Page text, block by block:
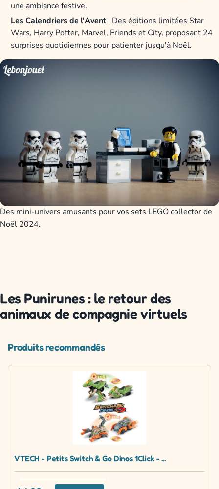
une ambiance festive.
Les Calendriers de l'Avent: Des éditions limitées Star
Wars, Harry Potter, Marvel, Friends et City, proposant 24
surprises quotidiennes pour patienter jusqu'à Noël.
Des mini-univers amusants pour vos sets LEGO collector de
Noël 2024.
Les Punirunes : le retour des
animaux de compagnie virtuels
Produits recommandés
VTECH - Petits Switch & Go Dinos 1Click - ...